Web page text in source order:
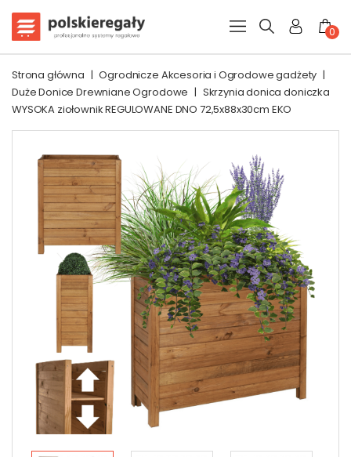
0
Strona główna | Ogrodnicze Akcesoria i Ogrodowe gadżety |
Duże Donice Drewniane Ogrodowe | Skrzynia donica doniczka
WYSOKA ziołownik REGULOWANE DNO 72,5x88x30cm EKO